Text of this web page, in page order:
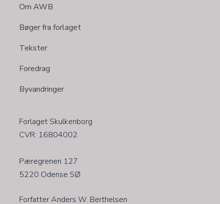
Om AWB
Bøger fra forlaget
Tekster
Foredrag
Byvandringer
​Forlaget Skulkenborg
CVR: 16804002
​​Pæregrenen 127
5220 Odense SØ
Forfatter Anders W. Berthelsen